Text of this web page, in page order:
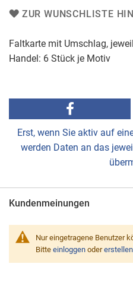
ZUR WUNSCHLISTE
Faltkarte mit Umschlag,
Handel: 6 Stück je Motiv
Erst, wenn Sie aktiv auf
werden Daten an das
Kundenmeinungen
Nur eingetragene Benutzer
Bitte einloggen oder